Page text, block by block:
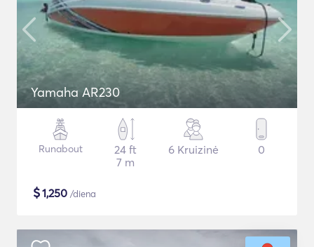
Yamaha AR230
Runabout
24 ft
7 m
6 Kruizinė 0
$1,250 /diena